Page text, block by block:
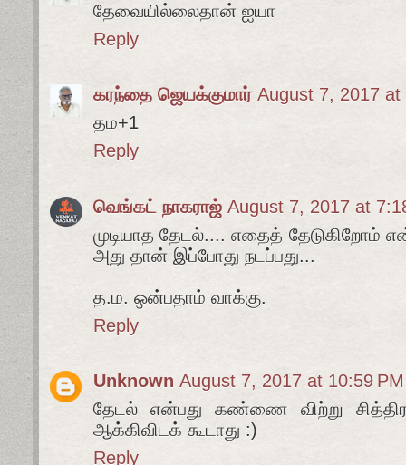
தேவையில்லைதான் ஐயா
Reply
கரந்தை ஜெயக்குமார் August 7, 2017 at
தம+1
Reply
வெங்கட் நாகராஜ் August 7, 2017 at
முடியாத தேடல்.... எதைத் தேடுகிறோம்
அது தான் இப்போது நடப்பது...
த.ம. ஒன்பதாம் வாக்கு.
Reply
Unknown August 7, 2017 at 10:59 PM
தேடல் என்பது கண்ணை விற்று
ஆக்கிவிடக் கூடாது :)
Reply